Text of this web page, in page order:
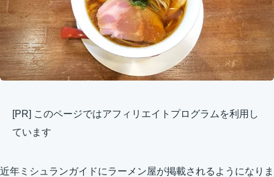
[PR] このページではアフィリエイトプログラムを利用し
ています
近年ミシュランガイドにラーメン屋が掲載されるようになりま